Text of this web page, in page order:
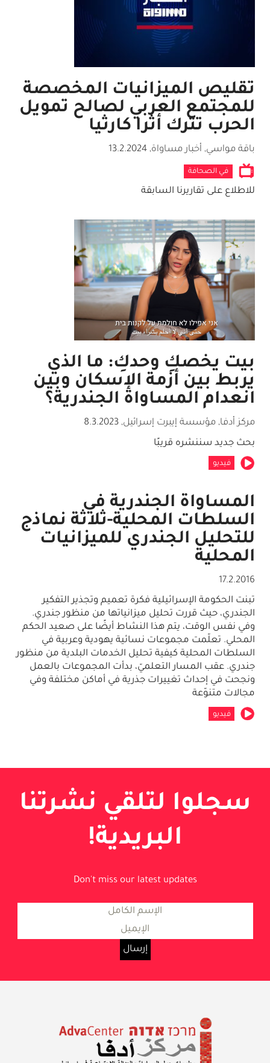
تقليص الميزانيات المخصصة
للمجتمع العربي لصالح تمويل
الحرب تترك أثرا كارثيا
باقة مواسي, أخبار مساواة,
13.2.2024
في الصحافة
للاطلاع على تقاريرنا السابقة
بيت يخصكِ وحدكِ: ما الذي
يربط بين أزمة الإسكان وبين
انعدام المساواة الجندرية؟
مركز أدفا, مؤسسة إيبرت إسرائيل,
8.3.2023
بحث جديد سننشره قريبًا
فيديو
المساواة الجندرية في
السلطات المحلية-ثلاثة نماذج
للتحليل الجندري للميزانيات
المحلية
17.2.2016
تبنت الحكومة الإسرائيلية فكرة تعميم وتجذير التفكير
الجندري، حيث قررت تحليل ميزانياتها من منظور جندري.
وفي نفس الوقت، يتم هذا النشاط أيضًا على صعيد الحكم
المحلي. تعلّمت مجموعات نسائية يهودية وعربية في
السلطات المحلية كيفية تحليل الخدمات البلدية من منظور
جندري. عقب المسار التعلميّ، بدأت المجموعات بالعمل
ونجحت في إحداث تغييرات جذرية في أماكن مختلفة وفي
مجالات متنوّعة
فيديو
سجلوا لتلقي نشرتنا
البريدية!
Don't miss our latest updates
مركز أدفا
الاجتماعية في إسرائيل